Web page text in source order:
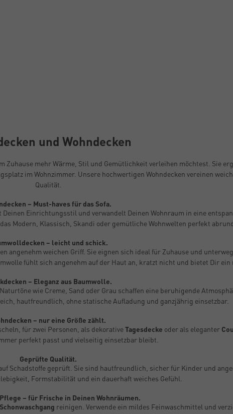
und Wohndecken
Zuhause mehr Wärme, Stil und Gemütlichkeit verleihen möchtest. Sie
im Wohnzimmer. Unsere hochwertigen Wohndecken vereinen
Qualität.
– Must-haves für das Sofa.
Einrichtungsstil und verwandelt Deinen Wohnraum in eine
Modern, Klassisch, Skandi oder gemütliche Wohnwelten perfekt
– leicht und schick.
weichen Griff. Sie eignen sich ideal für Zuhause und
fühlt sich angenehm auf der Haut an, kratzt nicht und bietet Dir
– Eleganz aus Baumwolle.
wie Creme, Sand oder Grau schaffen eine beruhigende
hautfreundlich, ohne statische Aufladung und ganzjährig einsetzbar.
– nur eine Größe zählt.
für zwei Personen, als dekorativeTagesdecke oder als eleganter
perfekt passt und vielseitig einsetzbar bleibt.
Geprüfte Qualität.
Schadstoffe geprüft. Sie sind hautfreundlich, sicher für Kinder und
Formstabilität und ein dauerhaft weiches Gefühl.
– für Frische in Deinen Wohnräumen.
reinigen. Verwende ein mildes Feinwaschmittel und